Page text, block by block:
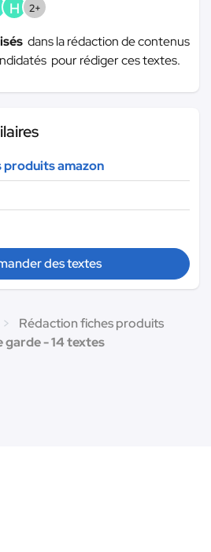
H 2+
dans la rédaction de contenus
pour rédiger ces textes.
produits amazon
des textes
Rédaction fiches produits
garde - 14 textes